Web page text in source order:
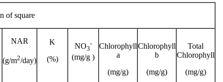
of square
NAR
(g/m2/day)
K
(%)
NO3
-
(mg/g )
Chlorophyll
a
(mg/g)
Chlorophyll
b
(mg/g)
Total
Chlorophyll
(mg/g)